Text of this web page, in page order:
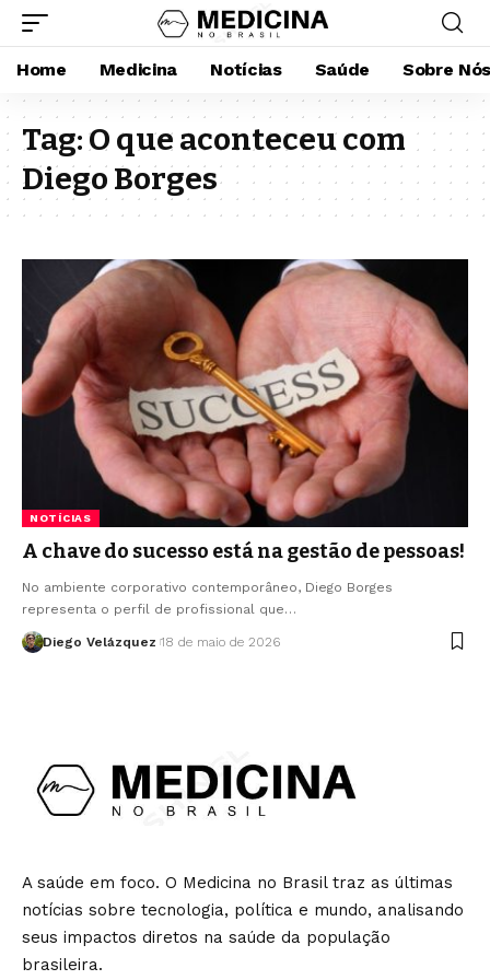
Home Medicina Notícias Saúde Sobre
Tag:O que aconteceu com
Diego Borges
NOTÍCIAS
A chave do sucesso está na gestão de pessoas!
No ambiente corporativo contemporâneo, Diego Borges
representa o perfil de profissional que…
Diego Velázquez 18 de maio de 2026
A saúde em foco. O Medicina no Brasil traz as últimas
notícias sobre tecnologia, política e mundo, analisando
seus impactos diretos na saúde da população
brasileira.